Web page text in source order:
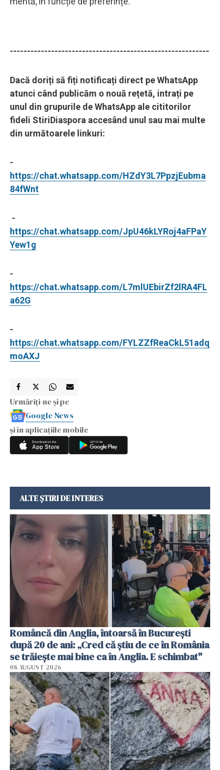
----------------------------------------------------------
Dacă doriți să fiți notificați direct pe WhatsApp
atunci când publicăm o nouă rețetă, intrați pe
unul din grupurile de WhatsApp ale cititorilor
fideli StiriDiaspora accesând unul sau mai multe
din următoarele linkuri:
-
https://chat.whatsapp.com/HZdY3L7PpzjEubma
84fWnt
-
https://chat.whatsapp.com/JpU46kLYRoj4aFPaY
Yew1g
-
https://chat.whatsapp.com/L7mlUEbirZf2lRA4FL
a62G
-
https://chat.whatsapp.com/FYLZZfReaCkL51adq
moAXJ
Urmăriți-ne și pe
Google News
și în aplicațiile mobile
ALTE ȘTIRI DE INTERES
Româncă din Anglia, întoarsă în București
după 20 de ani: „Cred că știu de ce în România
se trăiește mai bine ca în Anglia. E schimbat"
08 AUGUST 2026